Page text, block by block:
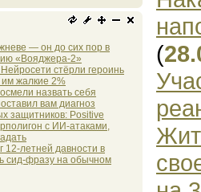
— он до сих пор в
«Вояджера-2»
стёрли героинь
им жалкие 2%
назвать себя
вам диагноз
защитников: Positive
с ИИ-атаками,
12-летней давности в
сид-фразу на обычном
(